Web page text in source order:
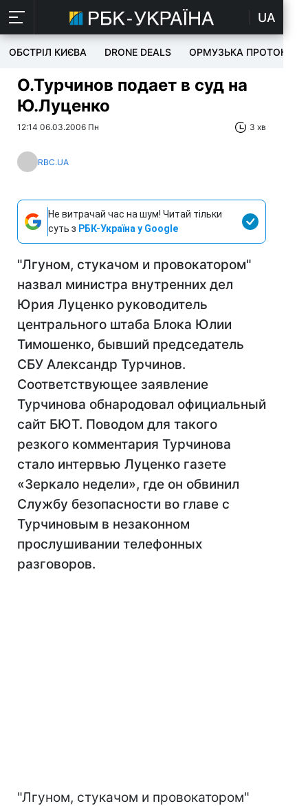
UA
ОБСТРІЛ КИЄВА DRONE DEALS ОРМУЗЬКА ПРОТОКА
О.Турчинов подает в суд на
Ю.Луценко
12:14 06.03.2006 Пн 3 хв
RBC.UA
Не витрачай час на шум! Читай тільки
суть з РБК-Україна у Google
"Лгуном, стукачом и провокатором"
назвал министра внутренних дел
Юрия Луценко руководитель
центрального штаба Блока Юлии
Тимошенко, бывший председатель
СБУ Александр Турчинов.
Соответствующее заявление
Турчинова обнародовал официальный
сайт БЮТ. Поводом для такого
резкого комментария Турчинова
стало интервью Луценко газете
«Зеркало недели», где он обвинил
Службу безопасности во главе с
Турчиновым в незаконном
прослушивании телефонных
разговоров.
"Лгуном, стукачом и провокатором"